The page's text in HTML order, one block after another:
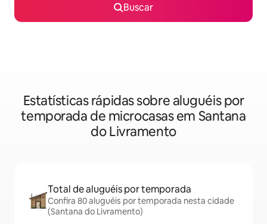
Buscar
Estatísticas rápidas sobre aluguéis por
temporada de microcasas em Santana
do Livramento
Total de aluguéis por temporada
Confira 80 aluguéis por temporada nesta cidade
(Santana do Livramento)